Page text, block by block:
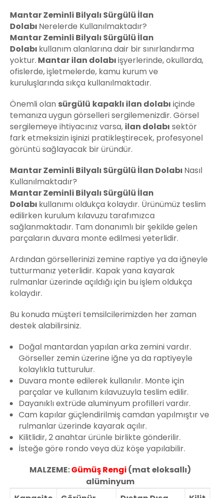
Mantar Zeminli Bilyalı Sürgülü İlan
Dolabı Nerelerde Kullanılmaktadır?
Mantar Zeminli Bilyalı Sürgülü İlan
Dolabı kullanım alanlarına dair bir sınırlandırma
yoktur. Mantar ilan dolabıişyerlerinde, okullarda,
ofislerde, işletmelerde, kamu kurum ve
kuruluşlarında sıkça kullanılmaktadır.
Önemli olan sürgülü kapaklı ilan dolabı içinde
temanıza uygun görselleri sergilemenizdir. Görsel
sergilemeye ihtiyacınız varsa, ilan dolabı sektör
fark etmeksizin işinizi pratikleştirecek, profesyonel
görüntü sağlayacak bir üründür.
Mantar Zeminli Bilyalı Sürgülü İlan Dolabı Nasıl
Kullanılmaktadır?
Mantar Zeminli Bilyalı Sürgülü İlan
Dolabı kullanımı oldukça kolaydır. Ürünümüz teslim
edilirken kurulum kılavuzu tarafımızca
sağlanmaktadır. Tam donanımlı bir şekilde gelen
parçaların duvara monte edilmesi yeterlidir.
Ardından görsellerinizi zemine raptiye ya da iğneyle
tutturmanız yeterlidir. Kapak yana kayarak
rulmanlar üzerinde açıldığı için bu işlem oldukça
kolaydır.
Bu konuda müşteri temsilcilerimizden her zaman
destek alabilirsiniz.
Doğal mantardan yapılan arka zemini vardır.
Görseller zemin üzerine iğne ya da raptiyeyle
kolaylıkla tutturulur.
Duvara monte edilerek kullanılır. Monte için
parçalar ve kullanım kılavuzuyla teslim edilir.
Dayanıklı extrüde aluminyum profilleri vardır.
Cam kapılar güçlendirilmiş camdan yapılmıştır ve
rulmanlar üzerinde kayarak açılır.
Kilitlidir, 2 anahtar ürünle birlikte gönderilir.
İsteğe göre rondo veya düz köşe yapılabilir.
MALZEME:Gümüş Rengi (mat eloksallı)
alüminyum